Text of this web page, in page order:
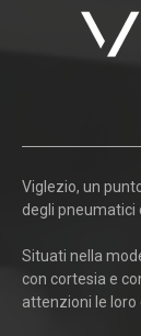
Viglezio, un
degli pneumatici
Situati nella
con cortesia e
attenzioni le loro